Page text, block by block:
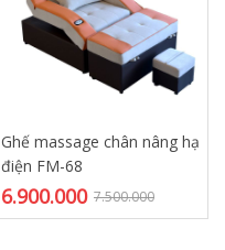
Ghế massage chân nâng hạ
điện FM-68
7.500.000
6.900.000